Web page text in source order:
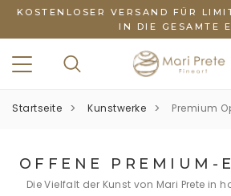
KOSTENLOSER VERSAND FÜR
IN DIE GESAMTE
Startseite Kunstwerke Premium
OFFENE PREMIUM-
Die Vielfalt der Kunst von Mari Prete in